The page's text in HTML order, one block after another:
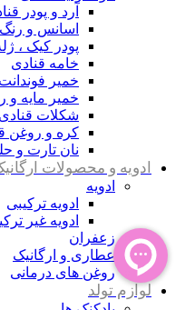
آرد و پودر
اسانس و
پودر کیک ،
خامه قنادی
خمیر فوندانت
خمیر مایه و
شکلات قنادی
کره و روغن
نان تارت و
ادویه و محصولات
ادویه
ادویه ترکیبی
ادویه غیر
زعفران
عطاری و ارگانیک
روغن های درمانی
لوازم تولد